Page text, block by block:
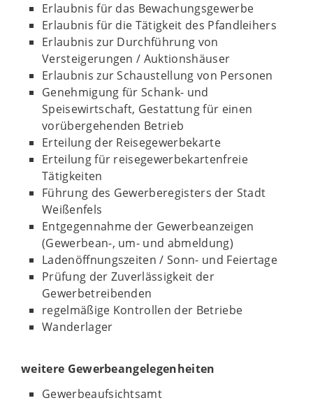
Erlaubnis für das Bewachungsgewerbe
Erlaubnis für die Tätigkeit des Pfandleihers
Erlaubnis zur Durchführung von
Versteigerungen / Auktionshäuser
Erlaubnis zur Schaustellung von Personen
Genehmigung für Schank- und
Speisewirtschaft, Gestattung für einen
vorübergehenden Betrieb
Erteilung der Reisegewerbekarte
Erteilung für reisegewerbekartenfreie
Tätigkeiten
Führung des Gewerberegisters der Stadt
Weißenfels
Entgegennahme der Gewerbeanzeigen
(Gewerbean-, um- und abmeldung)
Ladenöffnungszeiten / Sonn- und Feiertage
Prüfung der Zuverlässigkeit der
Gewerbetreibenden
regelmäßige Kontrollen der Betriebe
Wanderlager
weitere Gewerbeangelegenheiten
Gewerbeaufsichtsamt